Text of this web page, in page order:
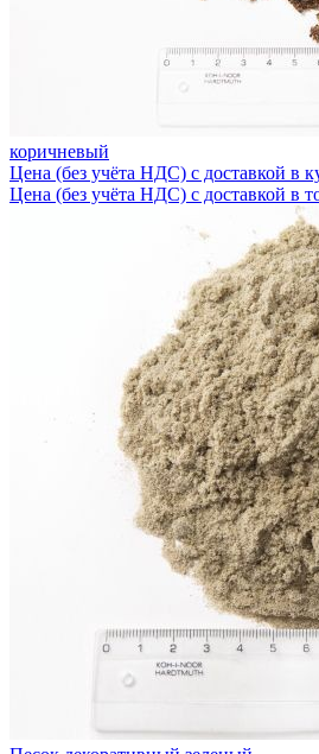
коричневый
Цена (без учёта НДС) с доставкой в
Цена (без учёта НДС) с доставкой в